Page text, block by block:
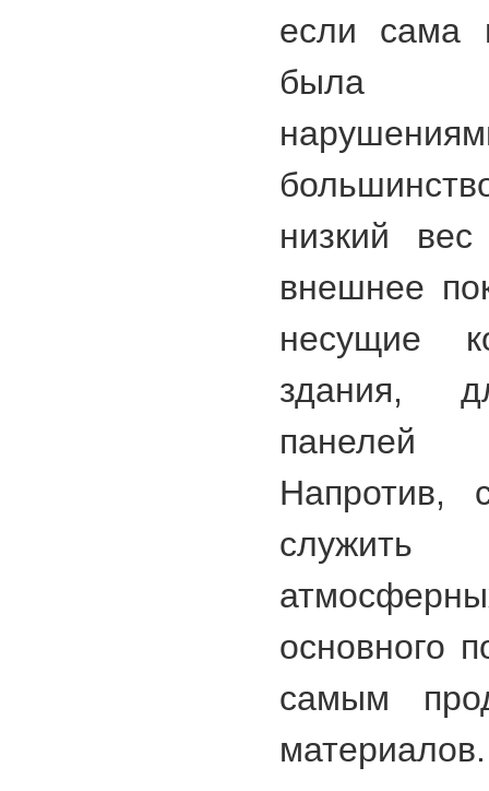
если сама
была
низкий
внешнее
несущие
здания,
панелей
Напротив,
основного
самым
материалов.